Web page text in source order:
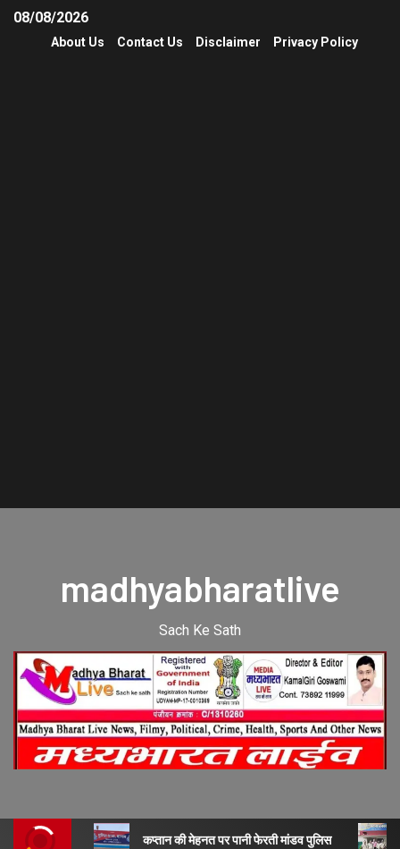
08/08/2026
About Us Contact Us Disclaimer Privacy Policy
madhyabharatlive
Sach Ke Sath
कप्तान की मेहनत पर पानी फेरती मांडव पुलिस